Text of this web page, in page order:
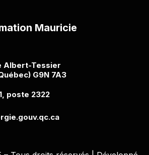
Mauricie
Albert-Tessier
G9N 7A3
poste 2322